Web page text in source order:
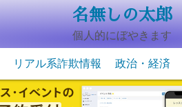
名無しの太郎
個人的にぼやきます
リアル系詐欺情報 政治・経済